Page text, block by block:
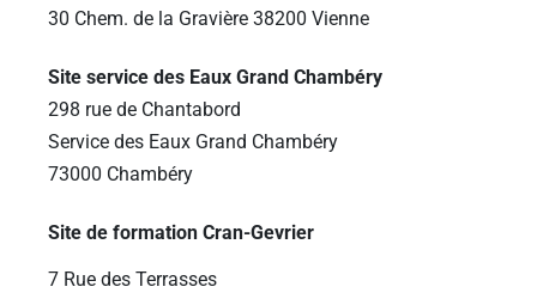
30 Chem. de la Gravière 38200 Vienne
Site service des Eaux Grand Chambéry
298 rue de Chantabord
Service des Eaux Grand Chambéry
73000 Chambéry
Site de formation Cran-Gevrier
7 Rue des Terrasses